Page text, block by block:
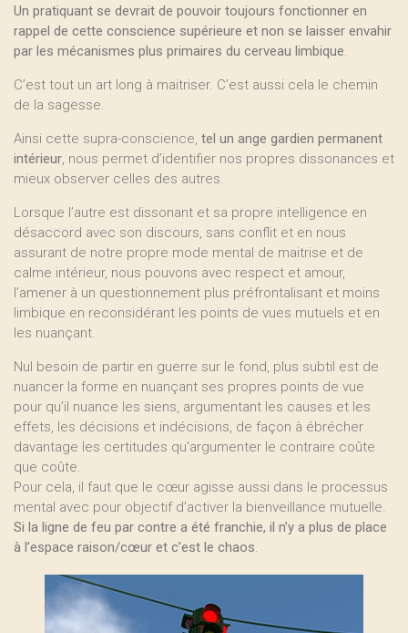
Un pratiquant se devrait de pouvoir toujours fonctionner en
rappel de cette conscience supérieure et non se laisser envahir
par les mécanismes plus primaires du cerveau limbique.
C’est tout un art long à maitriser. C’est aussi cela le chemin
de la sagesse.
Ainsi cette supra-conscience, tel un ange gardien permanent
intérieur, nous permet d’identifier nos propres dissonances et
mieux observer celles des autres.
Lorsque l’autre est dissonant et sa propre intelligence en
désaccord avec son discours, sans conflit et en nous
assurant de notre propre mode mental de maitrise et de
calme intérieur, nous pouvons avec respect et amour,
l’amener à un questionnement plus préfrontalisant et moins
limbique en reconsidérant les points de vues mutuels et en
les nuançant.
Nul besoin de partir en guerre sur le fond, plus subtil est de
nuancer la forme en nuançant ses propres points de vue
pour qu’il nuance les siens, argumentant les causes et les
effets, les décisions et indécisions, de façon à ébrécher
davantage les certitudes qu’argumenter le contraire coûte
que coûte.
Pour cela, il faut que le cœur agisse aussi dans le processus
mental avec pour objectif d’activer la bienveillance mutuelle.
Si la ligne de feu par contre a été franchie, il n’y a plus de place
à l’espace raison/cœur et c’est le chaos.